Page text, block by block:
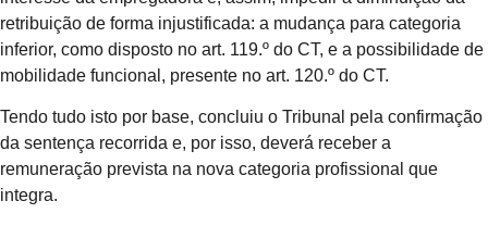
retribuição de forma injustificada: a mudança para categoria
inferior, como disposto no art. 119.º do CT, e a possibilidade de
mobilidade funcional, presente no art. 120.º do CT.
Tendo tudo isto por base, concluiu o Tribunal pela confirmação
da sentença recorrida e, por isso, deverá receber a
remuneração prevista na nova categoria profissional que
integra.